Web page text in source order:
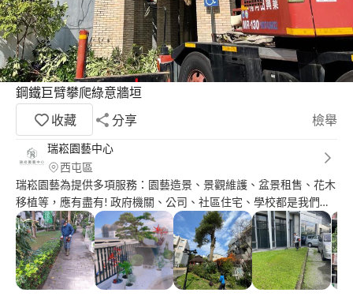
鋼鐵巨臂攀爬綠意牆垣
收藏
分享 檢舉
瑞崧園藝中心
西屯區
瑞崧園藝為提供多項服務：園藝造景、景觀維護、盆景租售、花木
移植等，應有盡有! 政府機關、公司、社區住宅、學校都是我們服
務的範圍喔，請放心將造景設計、環境維護交給我們